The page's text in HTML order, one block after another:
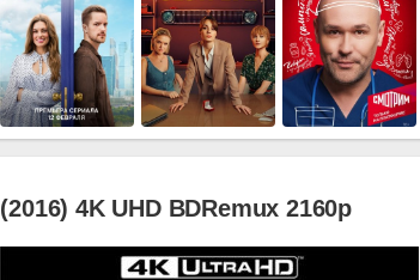
4K UHD BDRemux 2160p